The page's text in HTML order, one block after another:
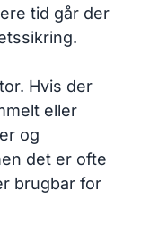
tid går der
Hvis der
eller
og
det er ofte
brugbar for